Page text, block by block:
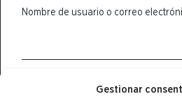
Gestionar
Nombre de usuario o correo
Obtener una contraseña nueva